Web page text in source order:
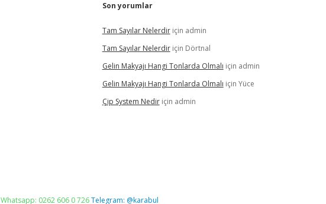
Son yorumlar
Tam Sayılar Nelerdiriçin admin
Tam Sayılar Nelerdiriçin Dörtnal
Gelin Makyajı Hangi Tonlarda Olmalı için admin
Gelin Makyajı Hangi Tonlarda Olmalı için Yüce
Çip System Nediriçin admin
Whatsapp: 0262 606 0 726Telegram: @karabul